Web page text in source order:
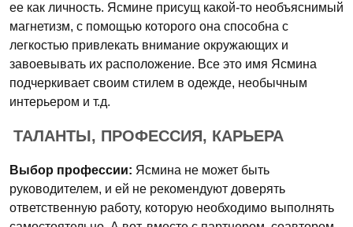
ее как личность. Ясмине присущ какой-то необъяснимый
магнетизм, с помощью которого она способна с
легкостью привлекать внимание окружающих и
завоевывать их расположение. Все это имя Ясмина
подчеркивает своим стилем в одежде, необычным
интерьером и т.д.
ТАЛАНТЫ, ПРОФЕССИЯ, КАРЬЕРА
Выбор профессии: Ясмина не может быть
руководителем, и ей не рекомендуют доверять
ответственную работу, которую необходимо выполнять